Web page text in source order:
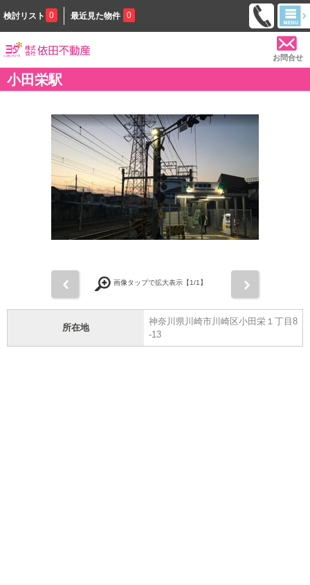
検討リスト 0 最近見た物件 0
お問合せ
小田栄駅
画像タップで拡大表示【1/1】
所在地
神奈川県川崎市川崎区小田栄１丁目8
-13